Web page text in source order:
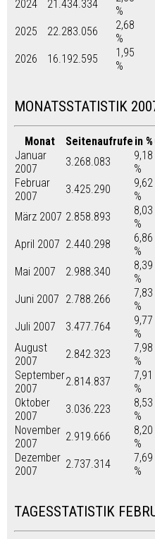
2024
21.434.334
%
2025
22.283.056
2,68
%
2026
16.192.595
1,95
%
MONATSSTATISTIK
Monat Seitenaufrufe in %
Januar
2007
3.268.083
9,18
%
Februar
2007
3.425.290
9,62
%
März 2007 2.858.893
8,03
%
April 2007 2.440.298
6,86
%
Mai 2007
2.988.340
8,39
%
Juni 2007 2.788.266
7,83
%
Juli 2007
3.477.764
9,77
%
August
2007
2.842.323
7,98
%
September
2007
2.814.837
7,91
%
Oktober
2007
3.036.223
8,53
%
November
2007
2.919.666
8,20
%
Dezember
2007
2.737.314
7,69
%
TAGESSTATISTIK